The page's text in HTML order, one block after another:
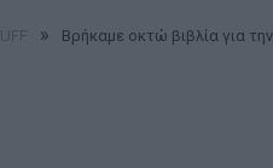
» Βρήκαμε οκτώ βιβλία για